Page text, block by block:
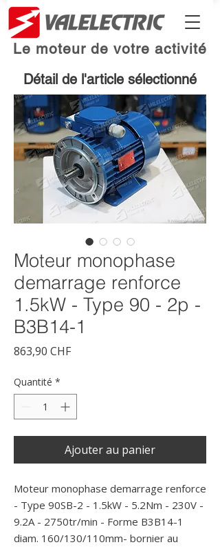
Le moteur de votre activité
Détail de l'article sélectionné
Moteur monophase
demarrage renforce
1.5kW - Type 90 - 2p -
B3B14-1
863,90 CHFPrix
Quantité *
Ajouter au panier
Moteur monophase demarrage renforce
- Type 90SB-2 - 1.5kW - 5.2Nm - 230V -
9.2A - 2750tr/min - Forme B3B14-1
diam. 160/130/110mm- bornier au